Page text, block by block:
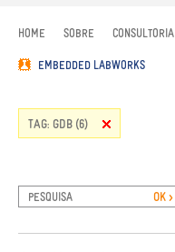
HOME SOBRE CONSULTORIA
EMBEDDED LABWORKS
TAG: GDB (6)